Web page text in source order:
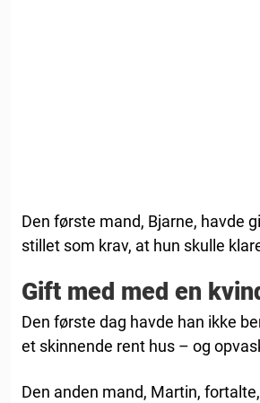
Den første mand, Bjarne, havde
stillet som krav, at hun skulle
Gift med med en
Den første dag havde han ikke
et skinnende rent hus – og
Den anden mand, Martin,